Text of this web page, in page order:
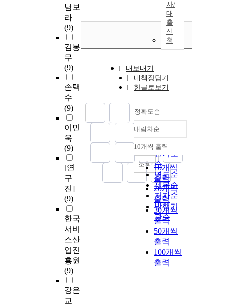
남보
라
(9)
김봉
무
(9)
손택
수
(9)
이민
욱
(9)
[연
구
진]
(9)
한국
서비
스산
업진
흥원
(9)
강은
교
사/
대
출
신
청
내보내기
내책장담기
한글로보기
정확도순
정확도
순
인기도
순
연도순
제목순
저자순
발행기
관순
내림차순
내림차순
10개씩 출력
10개씩
출력
20개씩
출력
30개씩
출력
50개씩
출력
100개씩
출력
조회